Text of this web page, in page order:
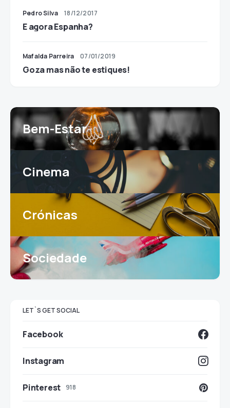
Pedro Silva 18/12/2017
E agora Espanha?
Mafalda Parreira 07/01/2019
Goza mas não te estiques!
Bem-Estar
Cinema
Crónicas
Sociedade
LET`S GET SOCIAL
Facebook
Instagram
Pinterest 918